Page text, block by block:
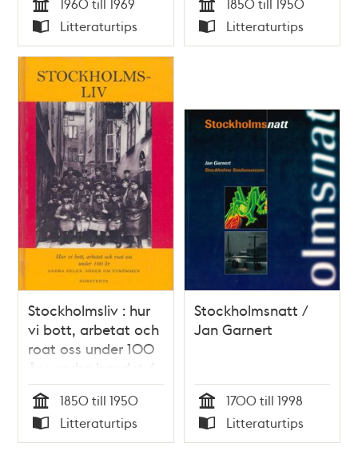
människor för inte
så länge sen /
Anders Post, Anders
Gunér
Tid
Typ
Litteraturtips Tid
Typ
Litteraturtips
Stockholmsliv : hur
vi bott, arbetat och
roat oss under 100
år : andra bandet /
Staffan Tjerneld
Tid
1850 till 1950
Typ
Litteraturtips
Stockholmsnatt /
Jan Garnert
Tid
1700 till 1998
Typ
Litteraturtips